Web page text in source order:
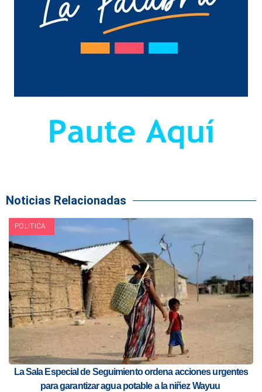
Noticias Relacionadas
POLITICA
La Sala Especial de Seguimiento ordena acciones urgentes
para garantizar agua potable a la niñez Wayuu